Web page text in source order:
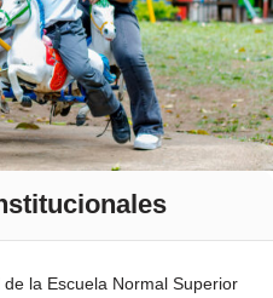
la Escuela Normal Superior